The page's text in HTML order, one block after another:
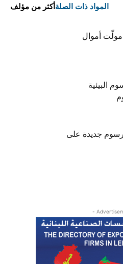
المواد ذات الصلة أكثر من مؤلف
مولّت أموال
البيئية
جديدة على